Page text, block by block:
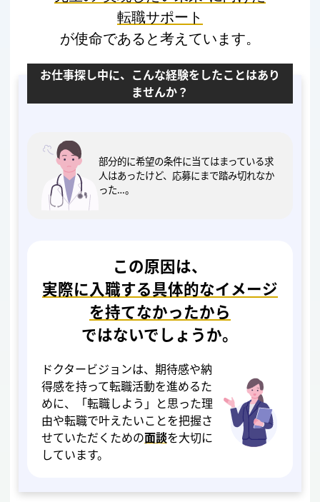
転職サポート
が使命であると考えています。
お仕事探し中に、こんな経験をしたことはあり
ませんか？
部分的に希望の条件に当てはまっている求
人はあったけど、応募にまで踏み切れなか
った…。
この原因は、
実際に入職する具体的なイメージ
を持てなかったから
ではないでしょうか。
ドクタービジョンは、期待感や納
得感を持って転職活動を進めるた
めに、「転職しよう」と思った理
由や転職で叶えたいことを把握さ
せていただくための面談を大切に
しています。